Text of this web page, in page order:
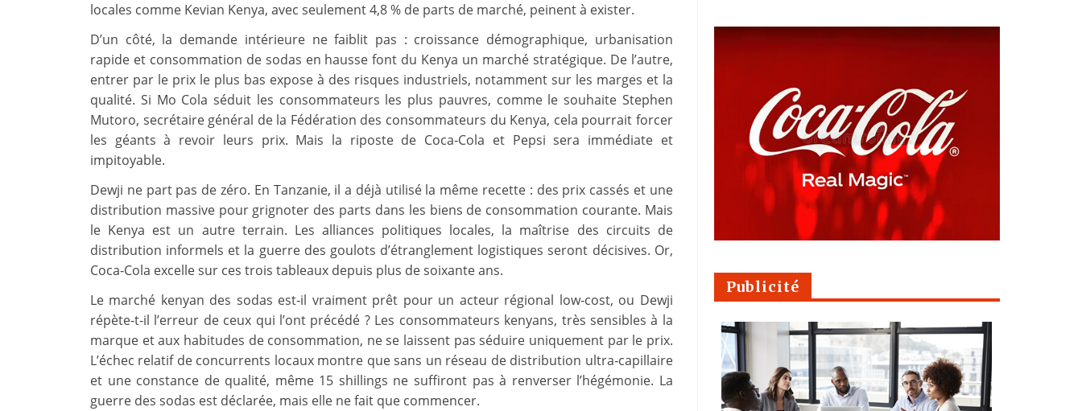
locales comme Kevian Kenya, avec seulement 4,8 % de parts de marché, peinent à exister.
D’un côté, la demande intérieure ne faiblit pas : croissance démographique, urbanisation
rapide et consommation de sodas en hausse font du Kenya un marché stratégique. De l’autre,
entrer par le prix le plus bas expose à des risques industriels, notamment sur les marges et la
qualité. Si Mo Cola séduit les consommateurs les plus pauvres, comme le souhaite Stephen
Mutoro, secrétaire général de la Fédération des consommateurs du Kenya, cela pourrait forcer
les géants à revoir leurs prix. Mais la riposte de Coca‑Cola et Pepsi sera immédiate et
impitoyable.
Dewji ne part pas de zéro. En Tanzanie, il a déjà utilisé la même recette : des prix cassés et une
distribution massive pour grignoter des parts dans les biens de consommation courante. Mais
le Kenya est un autre terrain. Les alliances politiques locales, la maîtrise des circuits de
distribution informels et la guerre des goulots d’étranglement logistiques seront décisives. Or,
Coca‑Cola excelle sur ces trois tableaux depuis plus de soixante ans.
Le marché kenyan des sodas est‑il vraiment prêt pour un acteur régional low‑cost, ou Dewji
répète‑t‑il l’erreur de ceux qui l’ont précédé ? Les consommateurs kenyans, très sensibles à la
marque et aux habitudes de consommation, ne se laissent pas séduire uniquement par le prix.
L’échec relatif de concurrents locaux montre que sans un réseau de distribution ultra‑capillaire
et une constance de qualité, même 15 shillings ne suffiront pas à renverser l’hégémonie. La
guerre des sodas est déclarée, mais elle ne fait que commencer.
Publicité